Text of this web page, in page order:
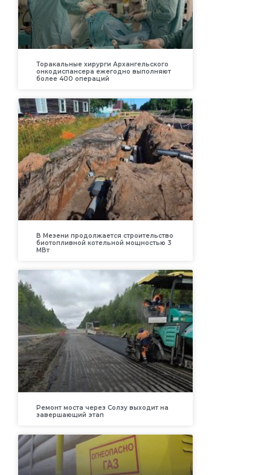
Торакальные хирурги Архангельского
онкодиспансера ежегодно выполняют
более 400 операций
В Мезени продолжается строительство
биотопливной котельной мощностью 3
МВт
Ремонт моста через Солзу выходит на
завершающий этап